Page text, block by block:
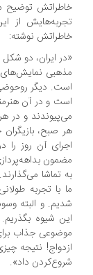
توضیح می‌دهد
از این
نوشته:
ایران، دو شکل سنتی
نمایش‌های
دیگر روحوضی که به
و در آن هنرمندان
و در هرجا
صبح، بازیگران جمع
آن روز را
بداهه‌پردازی
تماشا می‌گذارند.
با تجربه طولانی‌مان
و البته وسوسه‌مان
شیوه بگذریم. پس
جذاب برای تمام
نتیجه چیزی مگر
داد».